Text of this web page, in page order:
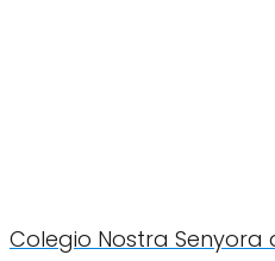
Colegio Nostra